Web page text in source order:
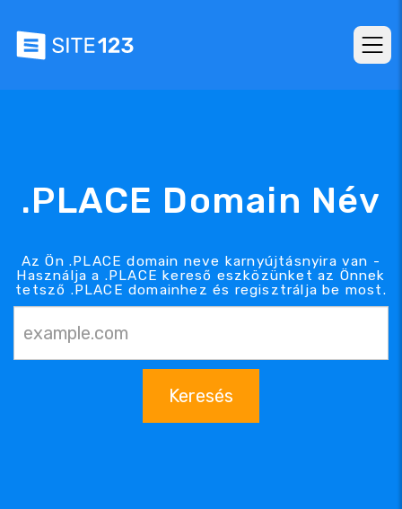
.PLACE Domain Név
Az Ön .PLACE domain neve karnyújtásnyira van -
Használja a .PLACE kereső eszközünket az Önnek
tetsző .PLACE domainhez és regisztrálja be most.
Keresés